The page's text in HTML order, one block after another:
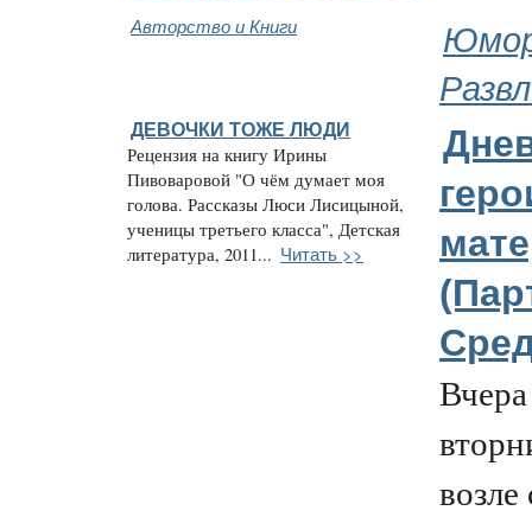
Авторство и Книги
ДЕВОЧКИ ТОЖЕ ЛЮДИ
Рецензия на книгу Ирины
Пивоваровой "О чём думает моя
голова. Рассказы Люси Лисицыной,
ученицы третьего класса", Детская
литература, 2011... Читать >>